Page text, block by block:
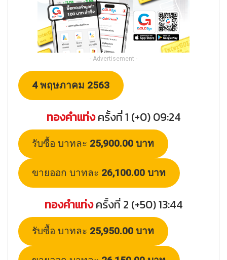
- Advertisement -
4 พฤษภาคม 2563
ทองคำแท่งครั้งที่ 1 (+0) 09:24
รับซื้อ บาทละ 25,900.00 บาท
ขายออก บาทละ 26,100.00 บาท
ทองคำแท่งครั้งที่ 2 (+50) 13:44
รับซื้อ บาทละ 25,950.00 บาท